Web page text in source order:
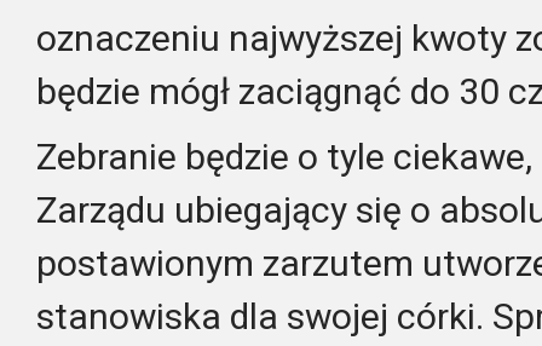
oznaczeniu najwyższej kwoty
będzie mógł zaciągnąć do 30
Zebranie będzie o tyle
Zarządu ubiegający się o
postawionym zarzutem
stanowiska dla swojej córki.